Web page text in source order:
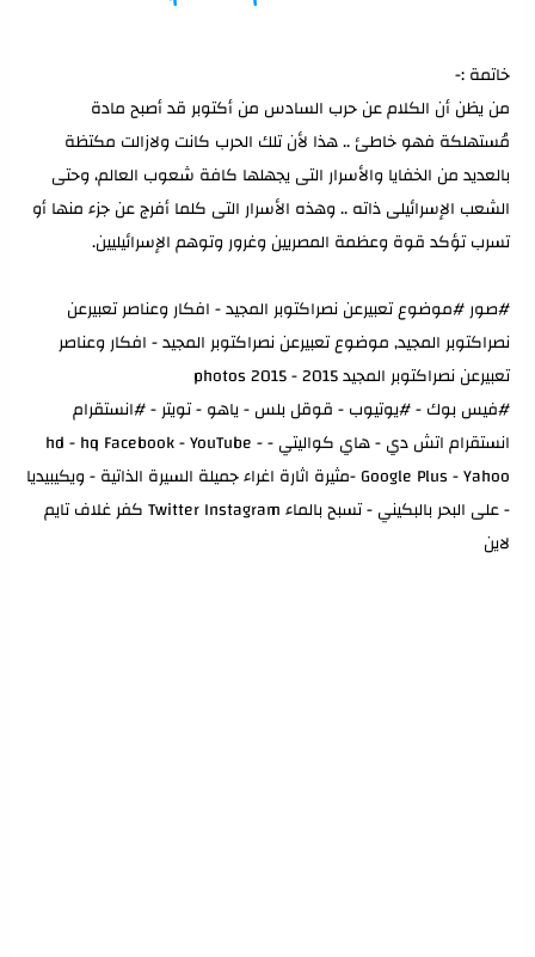
خاتمة :-
من يظن أن الكلام عن حرب السادس من أكتوبر قد أصبح مادة
مُستهلكة فهو خاطئ .. هذا لأن تلك الحرب كانت ولازالت مكتظة
بالعديد من الخفايا والأسرار التى يجهلها كافة شعوب العالم، وحتى
الشعب الإسرائيلى ذاته .. وهذه الأسرار التى كلما أفرج عن جزء منها أو
تسرب تؤكد قوة وعظمة المصريين وغرور وتوهم الإسرائيليين.
#صور #موضوع تعبيرعن نصراكتوبر المجيد - افكار وعناصر تعبيرعن
نصراكتوبر المجيد, موضوع تعبيرعن نصراكتوبر المجيد - افكار وعناصر
تعبيرعن نصراكتوبر المجيد 2015 - 2015 photos
#فيس بوك - #يوتيوب - قوقل بلس - ياهو - تويتر - #انستقرام
انستقرام اتش دي - هاي كواليتي - hd - hq Facebook - YouTube -
Google Plus - Yahoo -مثيرة اثارة اغراء جميلة السيرة الذاتية - ويكيبيديا
- على البحر بالبكيني - تسبح بالماء Twitter Instagram كفر غلاف تايم
لاين